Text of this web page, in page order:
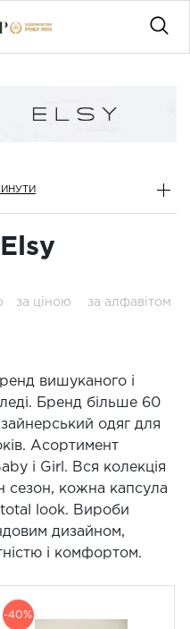
за ціною за алфавітом
вишуканого і
Бренд більше 60
одяг для
Асортимент
і Girl. Вся колекція
сезон, кожна капсула
look. Вироби
дизайном,
і комфортом.
-40%